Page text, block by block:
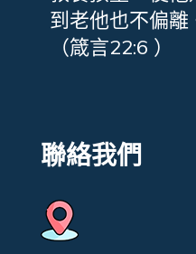
到老他也不偏離
（箴言22:6 ）
聯絡我們